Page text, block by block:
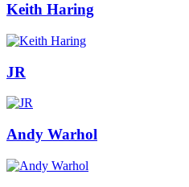
Keith Haring
JR
Andy Warhol